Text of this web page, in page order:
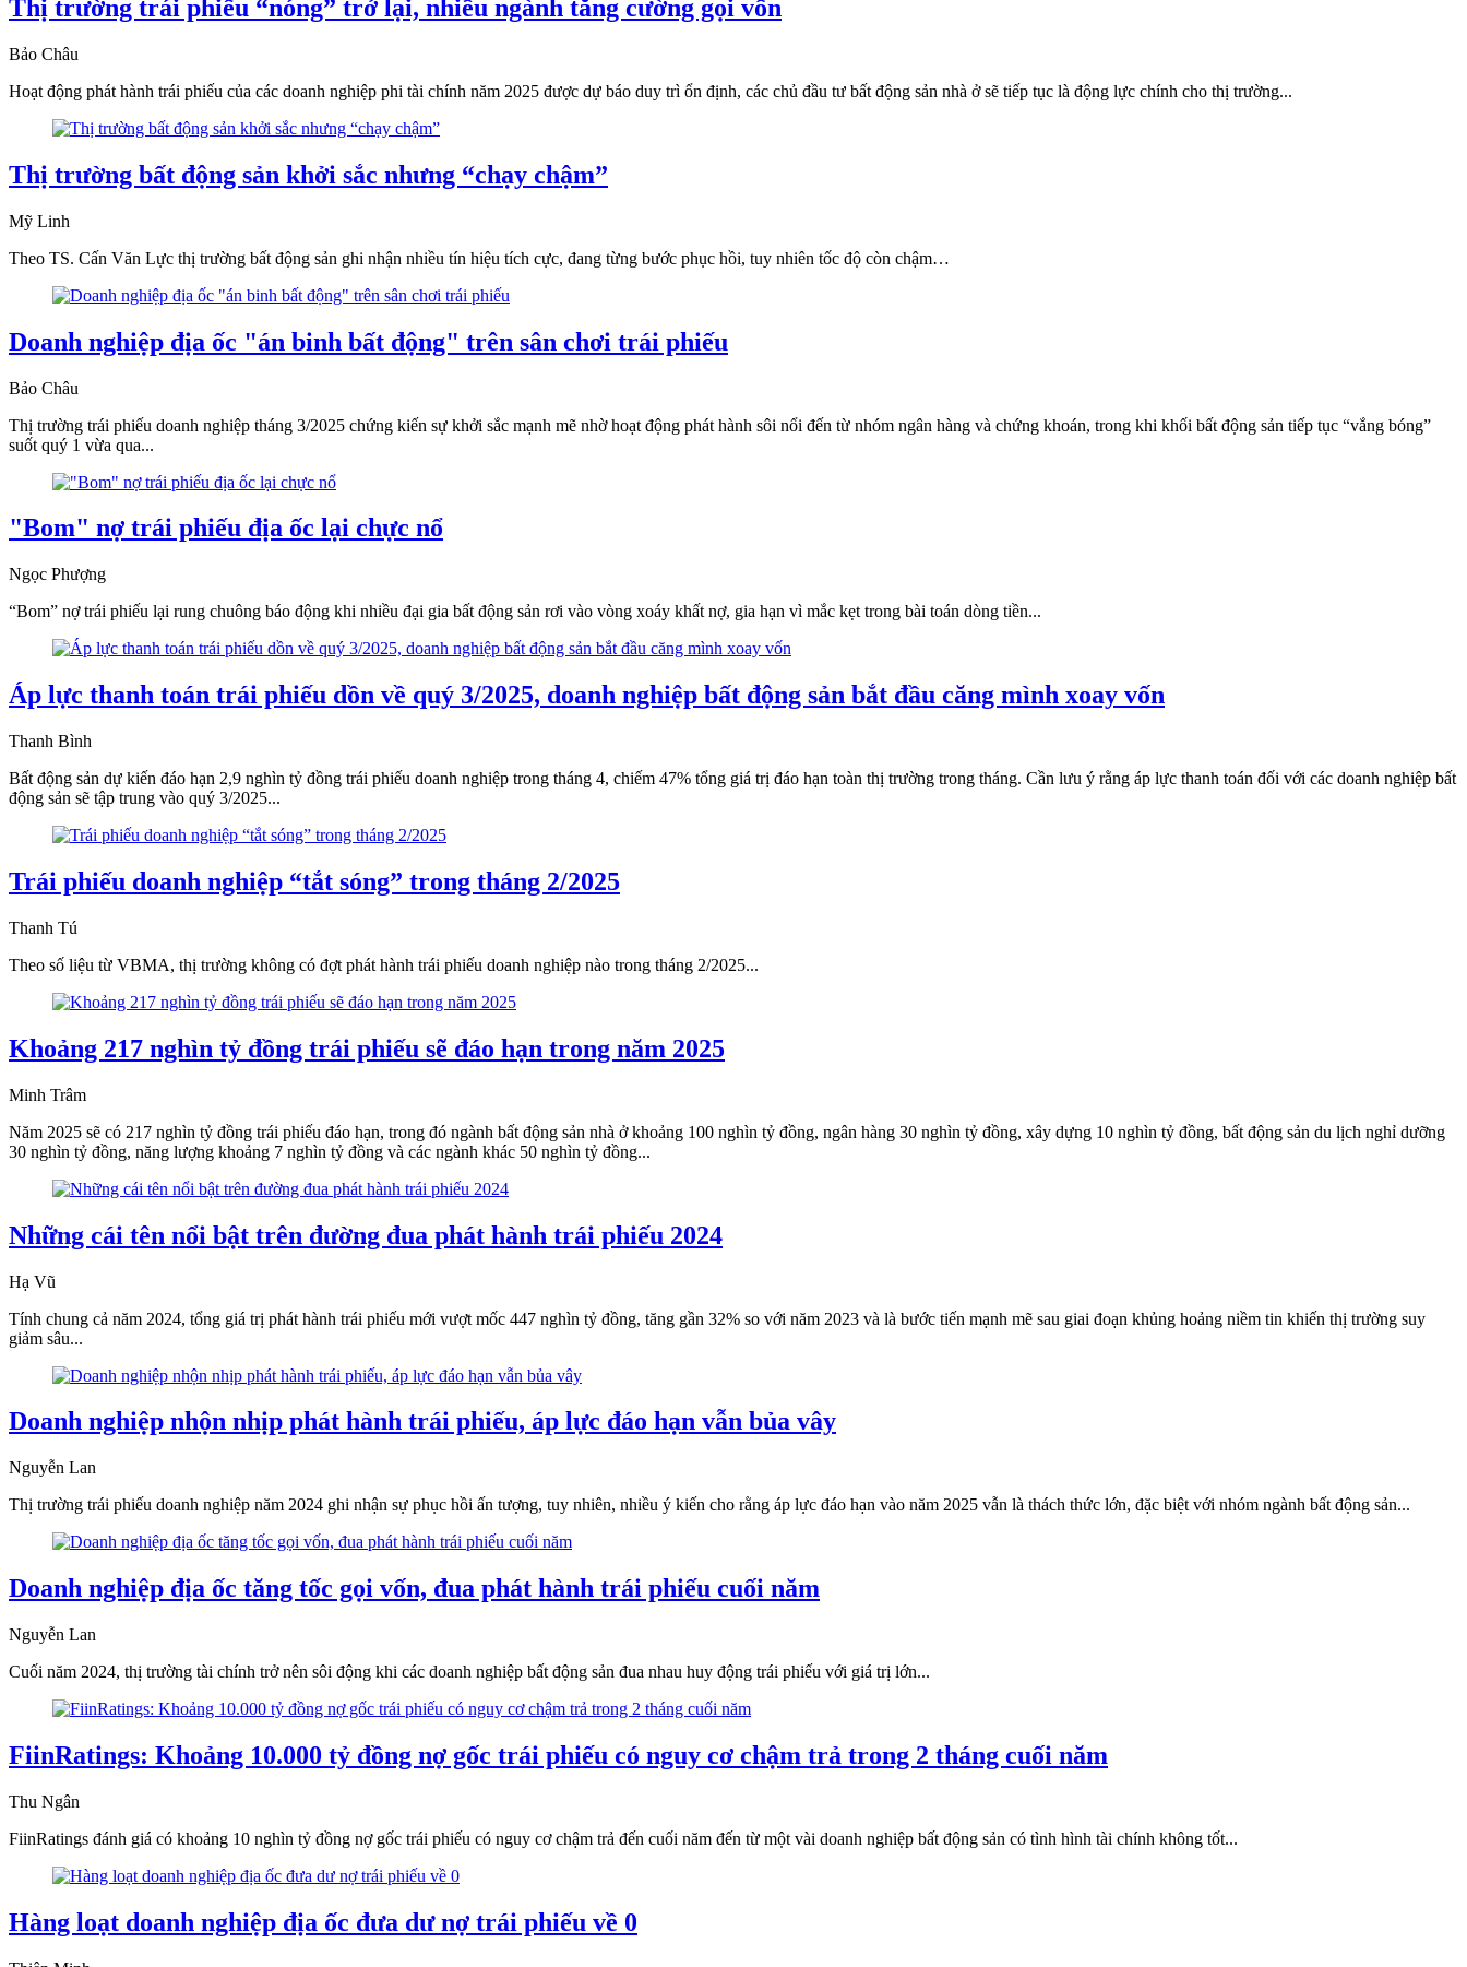
Thị trường trái phiếu “nóng” trở lại, nhiều ngành tăng cường gọi vốn
Bảo Châu
Hoạt động phát hành trái phiếu của các doanh nghiệp phi tài chính năm 2025 được dự báo duy trì ổn định, các chủ đầu tư bất động sản nhà ở sẽ tiếp tục là động lực chính cho thị trường...
Thị trường bất động sản khởi sắc nhưng “chạy chậm”
Mỹ Linh
Theo TS. Cấn Văn Lực thị trường bất động sản ghi nhận nhiều tín hiệu tích cực, đang từng bước phục hồi, tuy nhiên tốc độ còn chậm…
Doanh nghiệp địa ốc "án binh bất động" trên sân chơi trái phiếu
Bảo Châu
Thị trường trái phiếu doanh nghiệp tháng 3/2025 chứng kiến sự khởi sắc mạnh mẽ nhờ hoạt động phát hành sôi nổi đến từ nhóm ngân hàng và chứng khoán, trong khi khối bất động sản tiếp tục “vắng bóng”
suốt quý 1 vừa qua...
"Bom" nợ trái phiếu địa ốc lại chực nổ
Ngọc Phượng
“Bom” nợ trái phiếu lại rung chuông báo động khi nhiều đại gia bất động sản rơi vào vòng xoáy khất nợ, gia hạn vì mắc kẹt trong bài toán dòng tiền...
Áp lực thanh toán trái phiếu dồn về quý 3/2025, doanh nghiệp bất động sản bắt đầu căng mình xoay vốn
Thanh Bình
Bất động sản dự kiến đáo hạn 2,9 nghìn tỷ đồng trái phiếu doanh nghiệp trong tháng 4, chiếm 47% tổng giá trị đáo hạn toàn thị trường trong tháng. Cần lưu ý rằng áp lực thanh toán đối với các doanh nghiệp bất
động sản sẽ tập trung vào quý 3/2025...
Trái phiếu doanh nghiệp “tắt sóng” trong tháng 2/2025
Thanh Tú
Theo số liệu từ VBMA, thị trường không có đợt phát hành trái phiếu doanh nghiệp nào trong tháng 2/2025...
Khoảng 217 nghìn tỷ đồng trái phiếu sẽ đáo hạn trong năm 2025
Minh Trâm
Năm 2025 sẽ có 217 nghìn tỷ đồng trái phiếu đáo hạn, trong đó ngành bất động sản nhà ở khoảng 100 nghìn tỷ đồng, ngân hàng 30 nghìn tỷ đồng, xây dựng 10 nghìn tỷ đồng, bất động sản du lịch nghỉ dưỡng
30 nghìn tỷ đồng, năng lượng khoảng 7 nghìn tỷ đồng và các ngành khác 50 nghìn tỷ đồng...
Những cái tên nổi bật trên đường đua phát hành trái phiếu 2024
Hạ Vũ
Tính chung cả năm 2024, tổng giá trị phát hành trái phiếu mới vượt mốc 447 nghìn tỷ đồng, tăng gần 32% so với năm 2023 và là bước tiến mạnh mẽ sau giai đoạn khủng hoảng niềm tin khiến thị trường suy
giảm sâu...
Doanh nghiệp nhộn nhịp phát hành trái phiếu, áp lực đáo hạn vẫn bủa vây
Nguyễn Lan
Thị trường trái phiếu doanh nghiệp năm 2024 ghi nhận sự phục hồi ấn tượng, tuy nhiên, nhiều ý kiến cho rằng áp lực đáo hạn vào năm 2025 vẫn là thách thức lớn, đặc biệt với nhóm ngành bất động sản...
Doanh nghiệp địa ốc tăng tốc gọi vốn, đua phát hành trái phiếu cuối năm
Nguyễn Lan
Cuối năm 2024, thị trường tài chính trở nên sôi động khi các doanh nghiệp bất động sản đua nhau huy động trái phiếu với giá trị lớn...
FiinRatings: Khoảng 10.000 tỷ đồng nợ gốc trái phiếu có nguy cơ chậm trả trong 2 tháng cuối năm
Thu Ngân
FiinRatings đánh giá có khoảng 10 nghìn tỷ đồng nợ gốc trái phiếu có nguy cơ chậm trả đến cuối năm đến từ một vài doanh nghiệp bất động sản có tình hình tài chính không tốt...
Hàng loạt doanh nghiệp địa ốc đưa dư nợ trái phiếu về 0